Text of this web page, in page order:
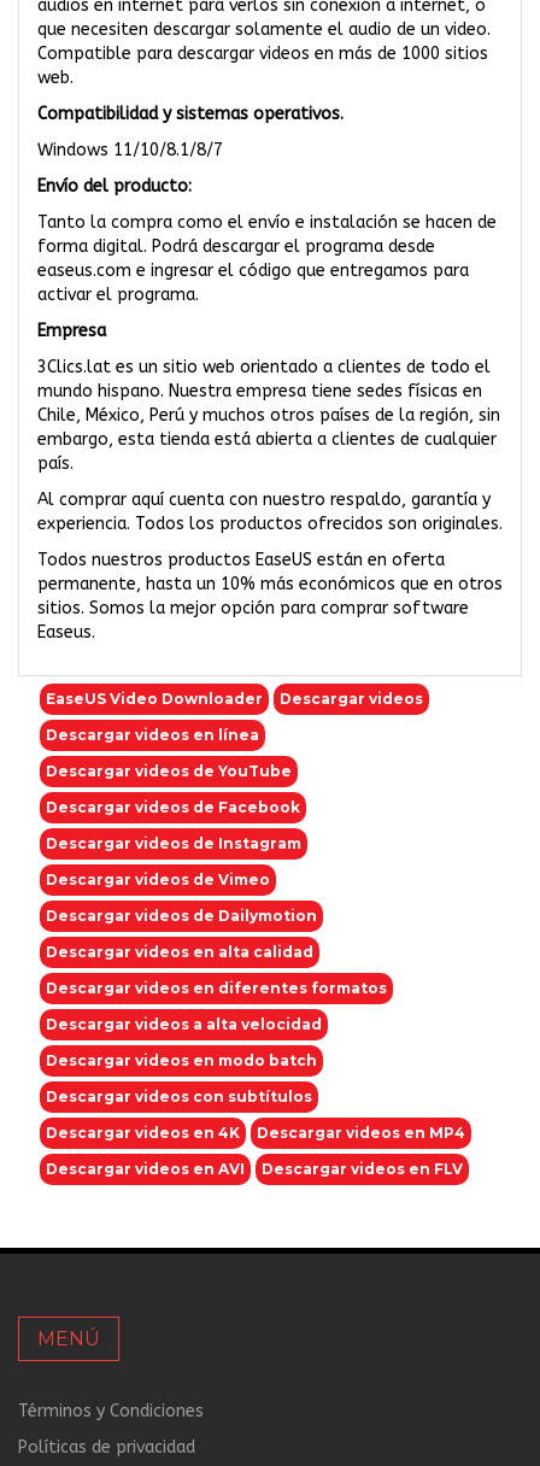
audios en internet para verlos sin conexión a internet, o
que necesiten descargar solamente el audio de un video.
Compatible para descargar videos en más de 1000 sitios
web.
Compatibilidad y sistemas operativos.
Windows 11/10/8.1/8/7
Envío del producto:
Tanto la compra como el envío e instalación se hacen de
forma digital. Podrá descargar el programa desde
easeus.com e ingresar el código que entregamos para
activar el programa.
Empresa
3Clics.lat es un sitio web orientado a clientes de todo el
mundo hispano. Nuestra empresa tiene sedes físicas en
Chile, México, Perú y muchos otros países de la región, sin
embargo, esta tienda está abierta a clientes de cualquier
país.
Al comprar aquí cuenta con nuestro respaldo, garantía y
experiencia. Todos los productos ofrecidos son originales.
Todos nuestros productos EaseUS están en oferta
permanente, hasta un 10% más económicos que en otros
sitios. Somos la mejor opción para comprar software
Easeus.
EaseUS Video Downloader
Descargar videos
Descargar videos en línea
Descargar videos de YouTube
Descargar videos de Facebook
Descargar videos de Instagram
Descargar videos de Vimeo
Descargar videos de Dailymotion
Descargar videos en alta calidad
Descargar videos en diferentes formatos
Descargar videos a alta velocidad
Descargar videos en modo batch
Descargar videos con subtítulos
Descargar videos en 4K
Descargar videos en MP4
Descargar videos en AVI
Descargar videos en FLV
MENÚ
Términos y Condiciones
Políticas de privacidad